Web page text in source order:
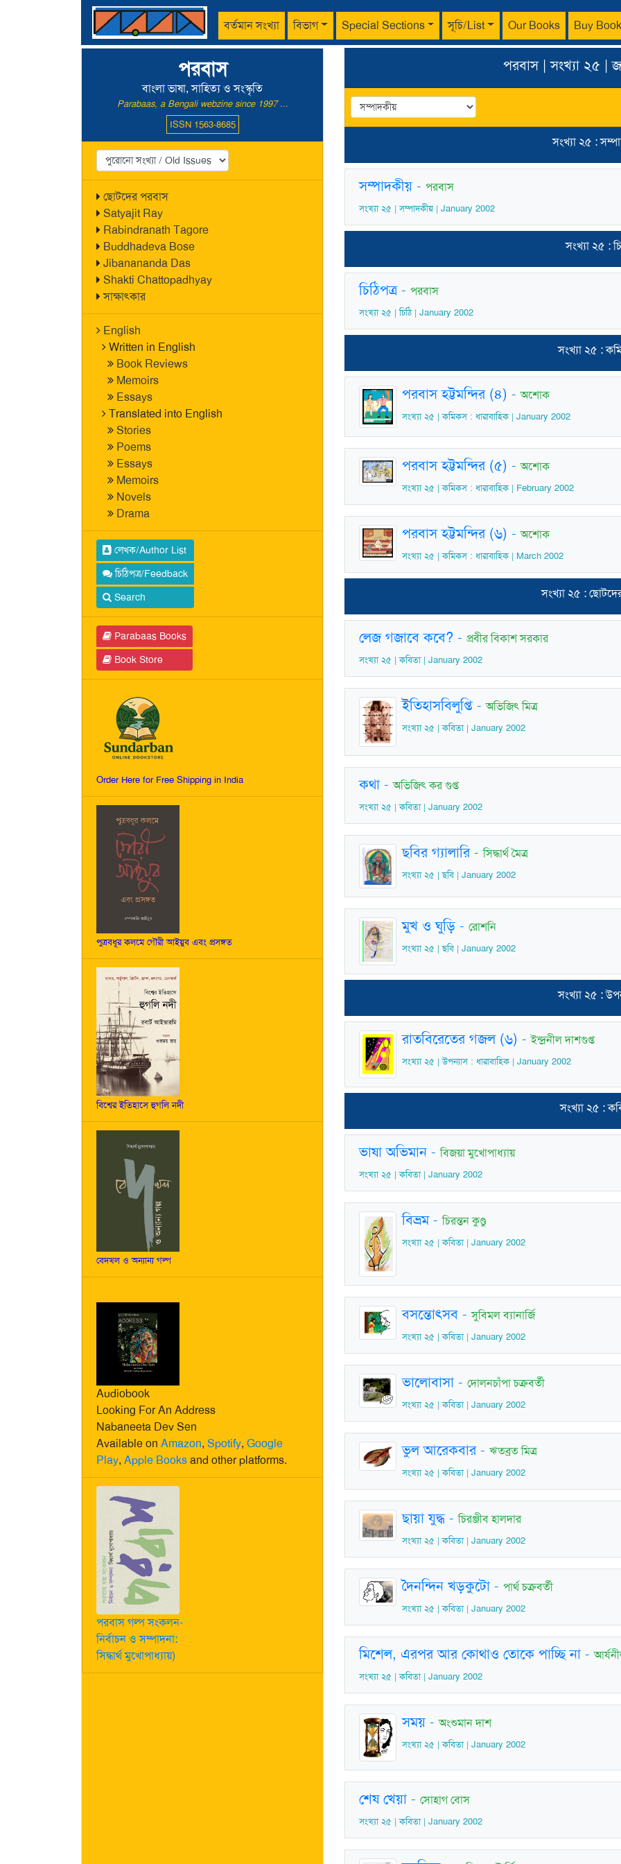
বর্তমান সংখ্যা বিভাগ Special Sections সূচি/List Our Books Buy
পরবাস
বাংলা ভাষা, সাহিত্য ও সংস্কৃতি
Parabaas, a Bengali webzine since 1997 ...
ISSN 1563-8685
ছোটদের পরবাস
Satyajit Ray
Rabindranath Tagore
Buddhadeva Bose
Jibanananda Das
Shakti Chattopadhyay
সাক্ষাৎকার
English
Written in English
Book Reviews
Memoirs
Essays
Translated into English
Stories
Poems
Essays
Memoirs
Novels
Drama
লেখক/Author List
চিঠিপত্র/Feedback
Search
Parabaas Books
Book Store
Order Here for Free Shipping in India
পুত্রবধূর কলমে গৌরী আইয়ুব এবং প্রসঙ্গত
বিশ্বের ইতিহাসে হুগলি নদী
বেদখল ও অন্যান্য গল্প
Audiobook
Looking For An Address
Nabaneeta Dev Sen
Available on Amazon, Spotify, Google
Play, Apple Booksand other platforms.
পরবাস গল্প সংকলন-
নির্বাচন ও সম্পাদনা:
সিদ্ধার্থ মুখোপাধ্যায়)
পরবাস | সংখ্যা ২৫ |
সংখ্যা ২৫ :
সম্পাদকীয়- পরবাস
সংখ্যা ২৫ | সম্পাদকীয় | January 2002
সংখ্যা ২৫ :
চিঠিপত্র- পরবাস
সংখ্যা ২৫ | চিঠি | January 2002
সংখ্যা ২৫ :
পরবাস হট্টমন্দির (৪) -অশোক
সংখ্যা ২৫ | কমিকস : ধারাবাহিক | January 2002
পরবাস হট্টমন্দির (৫) -অশোক
সংখ্যা ২৫ | কমিকস : ধারাবাহিক | February 2002
পরবাস হট্টমন্দির (৬) -অশোক
সংখ্যা ২৫ | কমিকস : ধারাবাহিক | March 2002
সংখ্যা ২৫ :
লেজ গজাবে কবে? - প্রবীর বিকাশ সরকার
সংখ্যা ২৫ | কবিতা | January 2002
ইতিহাসবিলুপ্তি -অভিজিৎ মিত্র
সংখ্যা ২৫ | কবিতা | January 2002
কথা-অভিজিৎ কর গুপ্ত
সংখ্যা ২৫ | কবিতা | January 2002
ছবির গ্যালারি -সিদ্ধার্থ মৈত্র
সংখ্যা ২৫ | ছবি | January 2002
মুখ ও ঘুড়ি - রোশনি
সংখ্যা ২৫ | ছবি | January 2002
সংখ্যা ২৫ :
রাতবিরেতের গজল (৬) -ইন্দ্রনীল দাশগুপ্ত
সংখ্যা ২৫ | উপন্যাস : ধারাবাহিক | January 2002
সংখ্যা ২৫ :
ভাষা অভিমান -বিজয়া মুখোপাধ্যায়
সংখ্যা ২৫ | কবিতা | January 2002
বিভ্রম-চিরন্তন কুণ্ডু
সংখ্যা ২৫ | কবিতা | January 2002
বসন্তোৎসব -সুবিমল ব্যানার্জি
সংখ্যা ২৫ | কবিতা | January 2002
ভালোবাসা- দোলনচাঁপা চক্রবর্তী
সংখ্যা ২৫ | কবিতা | January 2002
ভুল আরেকবার - ঋতব্রত মিত্র
সংখ্যা ২৫ | কবিতা | January 2002
ছায়া যুদ্ধ-চিরঞ্জীব হালদার
সংখ্যা ২৫ | কবিতা | January 2002
দৈনন্দিন খড়কুটো - পার্থ চক্রবর্তী
সংখ্যা ২৫ | কবিতা | January 2002
মিশেল, এরপর আর কোথাও তোকে পাচ্ছি না-
সংখ্যা ২৫ | কবিতা | January 2002
সময়-অংশুমান দাশ
সংখ্যা ২৫ | কবিতা | January 2002
শেষ খেয়া- সোহাগ বোস
সংখ্যা ২৫ | কবিতা | January 2002